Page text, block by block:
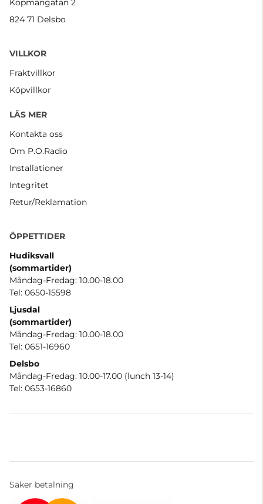
Köpmangatan 2
824 71 Delsbo
VILLKOR
Fraktvillkor
Köpvillkor
LÄS MER
Kontakta oss
Om P.O.Radio
Installationer
Integritet
Retur/Reklamation
ÖPPETTIDER
Hudiksvall
(sommartider)
Måndag-Fredag: 10.00-18.00
Tel: 0650-15598
Ljusdal
(sommartider)
Måndag-Fredag: 10.00-18.00
Tel: 0651-16960
Delsbo
Måndag-Fredag: 10.00-17.00 (lunch 13-14)
Tel: 0653-16860
Säker betalning